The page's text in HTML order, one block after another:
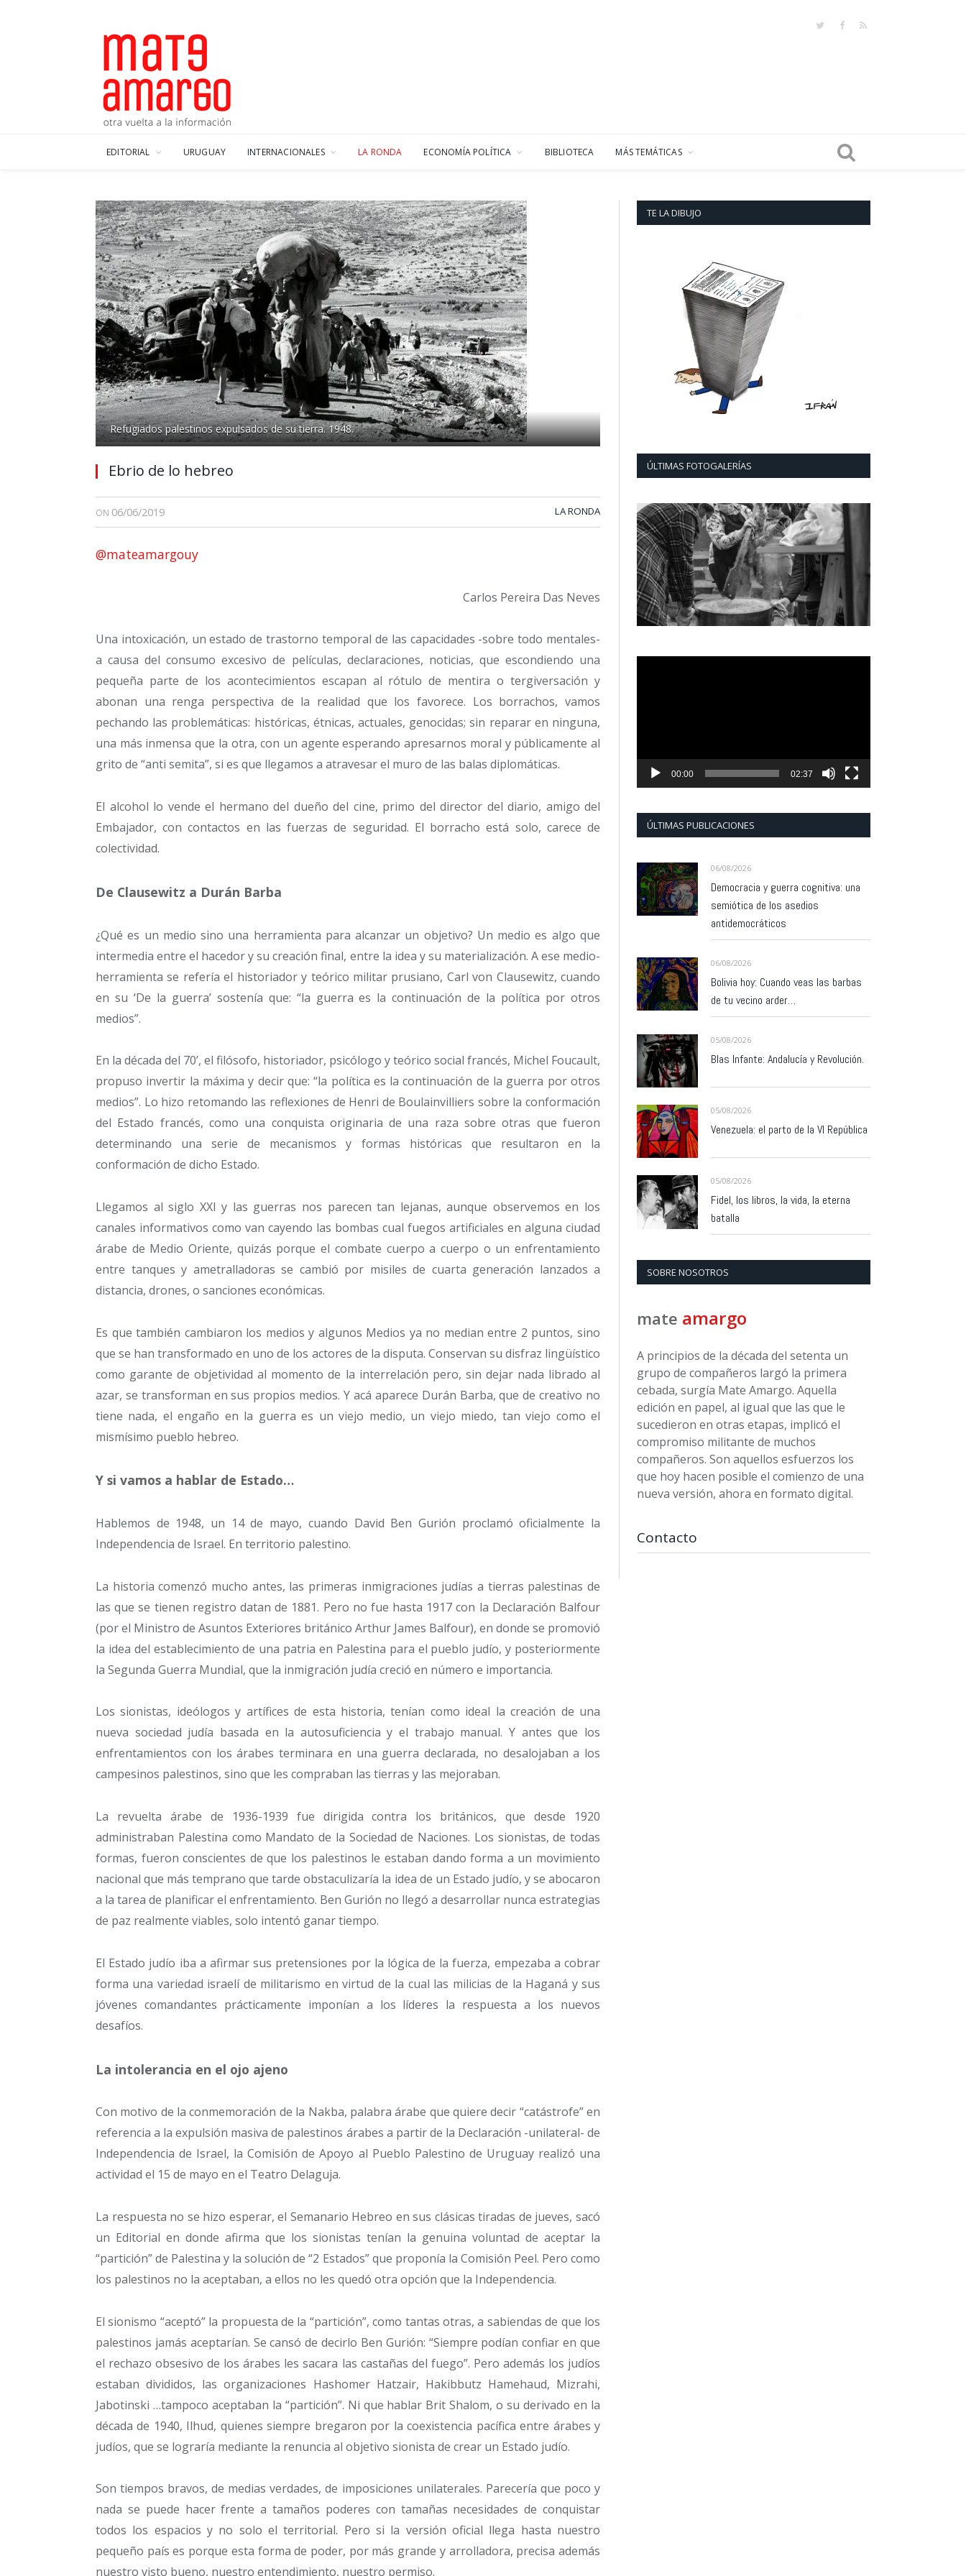
TwitterFacebook
RSS
EDITORIAL URUGUAY INTERNACIONALES LA RONDA ECONOMÍA POLÍTICA BIBLIOTECA MÁS TEMÁTICAS
Refugiados palestinos expulsados de su tierra. 1948.
Ebrio de lo hebreo
ON 06/06/2019 LA RONDA
@mateamargouy
Carlos Pereira Das Neves
Una intoxicación, un estado de trastorno temporal de las capacidades -sobre todo mentales-
a causa del consumo excesivo de películas, declaraciones, noticias, que escondiendo una
pequeña parte de los acontecimientos escapan al rótulo de mentira o tergiversación y
abonan una renga perspectiva de la realidad que los favorece. Los borrachos, vamos
pechando las problemáticas: históricas, étnicas, actuales, genocidas; sin reparar en ninguna,
una más inmensa que la otra, con un agente esperando apresarnos moral y públicamente al
grito de “anti semita”, si es que llegamos a atravesar el muro de las balas diplomáticas.
El alcohol lo vende el hermano del dueño del cine, primo del director del diario, amigo del
Embajador, con contactos en las fuerzas de seguridad. El borracho está solo, carece de
colectividad.
De Clausewitz a Durán Barba
¿Qué es un medio sino una herramienta para alcanzar un objetivo? Un medio es algo que
intermedia entre el hacedor y su creación final, entre la idea y su materialización. A ese medio-
herramienta se refería el historiador y teórico militar prusiano, Carl von Clausewitz, cuando
en su ‘De la guerra’ sostenía que: “la guerra es la continuación de la política por otros
medios”.
En la década del 70’, el filósofo, historiador, psicólogo y teórico social francés, Michel Foucault,
propuso invertir la máxima y decir que: “la política es la continuación de la guerra por otros
medios”. Lo hizo retomando las reflexiones de Henri de Boulainvilliers sobre la conformación
del Estado francés, como una conquista originaria de una raza sobre otras que fueron
determinando una serie de mecanismos y formas históricas que resultaron en la
conformación de dicho Estado.
Llegamos al siglo XXI y las guerras nos parecen tan lejanas, aunque observemos en los
canales informativos como van cayendo las bombas cual fuegos artificiales en alguna ciudad
árabe de Medio Oriente, quizás porque el combate cuerpo a cuerpo o un enfrentamiento
entre tanques y ametralladoras se cambió por misiles de cuarta generación lanzados a
distancia, drones, o sanciones económicas.
Es que también cambiaron los medios y algunos Medios ya no median entre 2 puntos, sino
que se han transformado en uno de los actores de la disputa. Conservan su disfraz lingüístico
como garante de objetividad al momento de la interrelación pero, sin dejar nada librado al
azar, se transforman en sus propios medios. Y acá aparece Durán Barba, que de creativo no
tiene nada, el engaño en la guerra es un viejo medio, un viejo miedo, tan viejo como el
mismísimo pueblo hebreo.
Y si vamos a hablar de Estado…
Hablemos de 1948, un 14 de mayo, cuando David Ben Gurión proclamó oficialmente la
Independencia de Israel. En territorio palestino.
La historia comenzó mucho antes, las primeras inmigraciones judías a tierras palestinas de
las que se tienen registro datan de 1881. Pero no fue hasta 1917 con la Declaración Balfour
(por el Ministro de Asuntos Exteriores británico Arthur James Balfour), en donde se promovió
la idea del establecimiento de una patria en Palestina para el pueblo judío, y posteriormente
la Segunda Guerra Mundial, que la inmigración judía creció en número e importancia.
Los sionistas, ideólogos y artífices de esta historia, tenían como ideal la creación de una
nueva sociedad judía basada en la autosuficiencia y el trabajo manual. Y antes que los
enfrentamientos con los árabes terminara en una guerra declarada, no desalojaban a los
campesinos palestinos, sino que les compraban las tierras y las mejoraban.
La revuelta árabe de 1936-1939 fue dirigida contra los británicos, que desde 1920
administraban Palestina como Mandato de la Sociedad de Naciones. Los sionistas, de todas
formas, fueron conscientes de que los palestinos le estaban dando forma a un movimiento
nacional que más temprano que tarde obstaculizaría la idea de un Estado judío, y se abocaron
a la tarea de planificar el enfrentamiento. Ben Gurión no llegó a desarrollar nunca estrategias
de paz realmente viables, solo intentó ganar tiempo.
El Estado judío iba a afirmar sus pretensiones por la lógica de la fuerza, empezaba a cobrar
forma una variedad israelí de militarismo en virtud de la cual las milicias de la Haganá y sus
jóvenes comandantes prácticamente imponían a los líderes la respuesta a los nuevos
desafíos.
La intolerancia en el ojo ajeno
Con motivo de la conmemoración de la Nakba, palabra árabe que quiere decir “catástrofe” en
referencia a la expulsión masiva de palestinos árabes a partir de la Declaración -unilateral- de
Independencia de Israel, la Comisión de Apoyo al Pueblo Palestino de Uruguay realizó una
actividad el 15 de mayo en el Teatro Delaguja.
La respuesta no se hizo esperar, el Semanario Hebreo en sus clásicas tiradas de jueves, sacó
un Editorial en donde afirma que los sionistas tenían la genuina voluntad de aceptar la
“partición” de Palestina y la solución de “2 Estados” que proponía la Comisión Peel. Pero como
los palestinos no la aceptaban, a ellos no les quedó otra opción que la Independencia.
El sionismo “aceptó” la propuesta de la “partición”, como tantas otras, a sabiendas de que los
palestinos jamás aceptarían. Se cansó de decirlo Ben Gurión: “Siempre podían confiar en que
el rechazo obsesivo de los árabes les sacara las castañas del fuego”. Pero además los judíos
estaban divididos, las organizaciones Hashomer Hatzair, Hakibbutz Hamehaud, Mizrahi,
Jabotinski …tampoco aceptaban la “partición”. Ni que hablar Brit Shalom, o su derivado en la
década de 1940, Ilhud, quienes siempre bregaron por la coexistencia pacífica entre árabes y
judíos, que se lograría mediante la renuncia al objetivo sionista de crear un Estado judío.
Son tiempos bravos, de medias verdades, de imposiciones unilaterales. Parecería que poco y
nada se puede hacer frente a tamaños poderes con tamañas necesidades de conquistar
todos los espacios y no solo el territorial. Pero si la versión oficial llega hasta nuestro
pequeño país es porque esta forma de poder, por más grande y arrolladora, precisa además
nuestro visto bueno, nuestro entendimiento, nuestro permiso.
TE LA DIBUJO
ÚLTIMAS FOTOGALERÍAS
00:00 02:37
ÚLTIMAS PUBLICACIONES
06/08/2026
Democracia y guerra cognitiva: una
semiótica de los asedios
antidemocráticos
06/08/2026
Bolivia hoy: Cuando veas las barbas
de tu vecino arder…
05/08/2026
Blas Infante: Andalucía y Revolución.
05/08/2026
Venezuela: el parto de la VI República
05/08/2026
Fidel, los libros, la vida, la eterna
batalla
SOBRE NOSOTROS
mate amargo
A principios de la década del setenta un
grupo de compañeros largó la primera
cebada, surgía Mate Amargo. Aquella
edición en papel, al igual que las que le
sucedieron en otras etapas, implicó el
compromiso militante de muchos
compañeros. Son aquellos esfuerzos los
que hoy hacen posible el comienzo de una
nueva versión, ahora en formato digital.
Contacto